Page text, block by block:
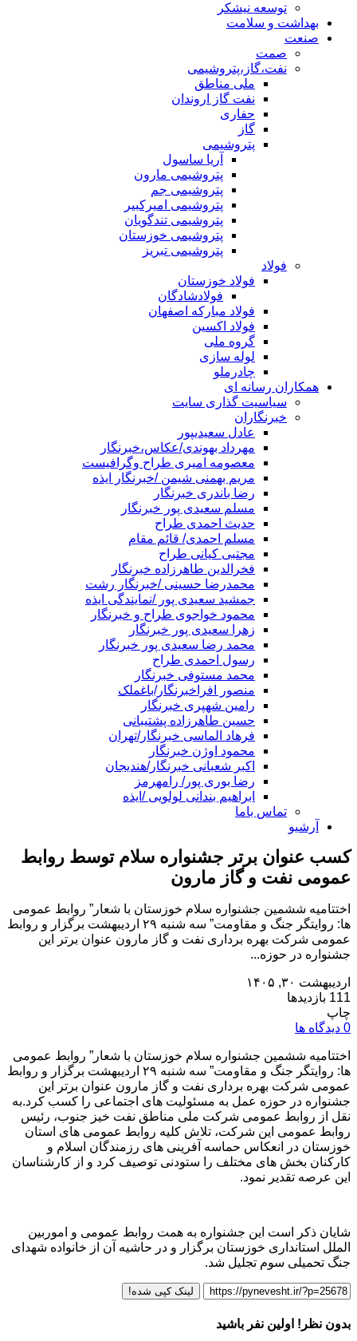
توسعه نیشکر
بهداشت و سلامت
صنعت
صمت
نفت،گاز،پتروشیمی
ملی مناطق
نفت گاز اروندان
حفاری
گاز
پتروشیمی
آریا ساسول
پتروشیمی مارون
پتروشیمی جم
پتروشیمی امیرکبیر
پتروشیمی تندگویان
پتروشیمی خوزستان
پتروشیمی تبریز
فولاد
فولاد خوزستان
فولادشادگان
فولاد مبارکه اصفهان
فولاد اکسین
گروه ملی
لوله سازی
چادرملو
همکاران رسانه ای
سیاسیت گذاری سایت
خبرنگاران
عادل سعیدیپور
مهرداد بهوندی/عکاس،خبرنگار
معصومه امیری طراح وگرافیست
مریم بهمنی شیمن /خبرنگار ایذه
رضا باندری خبرنگار
مسلم سعیدی پور خبرنگار
حدیث احمدی طراح
مسلم احمدی/ قائم مقام
مجتبی کیانی طراح
فخرالدین طاهرزاده خبرنگار
محمدرضا حسینی /خبرنگار رشت
جمشید سعیدی پور /نمایندگی ایذه
محمود خواجوی طراح و خبرنگار
زهرا سعیدی پور خبرنگار
محمد رضا سعیدی پور خبرنگار
رسول احمدی طراح
محمد مستوفی خبرنگار
منصور افراخبرنگار/باغملک
رامین شهپری خبرنگار
حسین طاهرزاده پشتیبانی
فرهاد الماسی خبرنگار/تهران
محمود اوژن خبرنگار
اکبر شعبانی خبرنگار/هندیجان
رضا بوری پور/ رامهرمز
ابراهیم بندانی لولویی /ایذه
تماس باما
آرشیو
کسب عنوان برتر جشنواره سلام توسط روابط
عمومی نفت و گاز مارون
اختتامیه ششمین جشنواره سلام خوزستان با شعار” روابط عمومی
ها: روایتگر جنگ و مقاومت” سه شنبه ۲۹ اردیبهشت برگزار و روابط
عمومی شرکت بهره برداری نفت و گاز مارون عنوان برتر این
جشنواره در حوزه...
اردیبهشت ۳۰, ۱۴۰۵
111 بازدیدها
چاپ
0 دیدگاه ها
اختتامیه ششمین جشنواره سلام خوزستان با شعار” روابط عمومی
ها: روایتگر جنگ و مقاومت” سه شنبه ۲۹ اردیبهشت برگزار و روابط
عمومی شرکت بهره برداری نفت و گاز مارون عنوان برتر این
جشنواره در حوزه عمل به مسئولیت های اجتماعی را کسب کرد.به
نقل از روابط عمومی شرکت ملی مناطق نفت خیز جنوب، رئیس
روابط عمومی این شرکت، تلاش کلیه روابط عمومی های استان
خوزستان در انعکاس حماسه آفرینی های رزمندگان اسلام و
کارکنان بخش های مختلف را ستودنی توصیف کرد و از کارشناسان
این عرصه تقدیر نمود.
شایان ذکر است این جشنواره به همت روابط عمومی و اموربین
الملل استانداری خوزستان برگزار و در حاشیه آن از خانواده شهدای
جنگ تحمیلی سوم تجلیل شد.
لینک کپی شده!
بدون نظر! اولین نفر باشید